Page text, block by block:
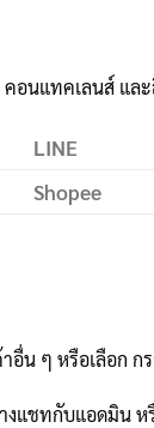
นแทคเลนส์ แล
LINE
Shopee
น ๆ หรือเลือก
งแชทกับแอดมิน